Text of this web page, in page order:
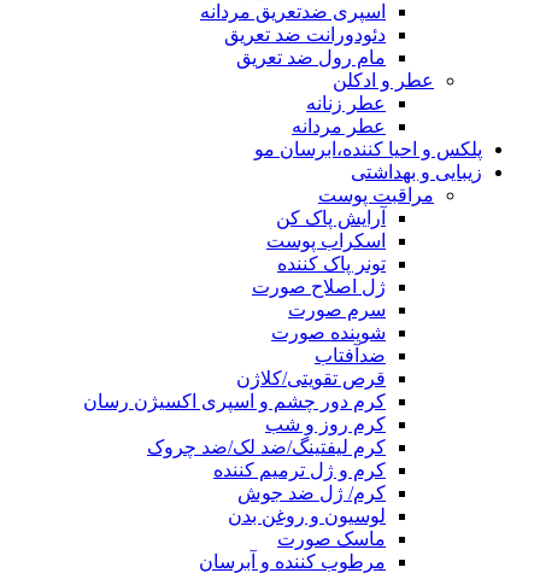
اسپری ضدتعریق مردانه
دئودورانت ضد تعریق
مام رول ضد تعریق
عطر و ادکلن
عطر زنانه
عطر مردانه
پلکس و احیا کننده،ابرسان مو
زیبایی و بهداشتی
مراقبت پوست
آرایش پاک کن
اسکراب پوست
تونر پاک کننده
ژل اصلاح صورت
سرم صورت
شوینده صورت
ضدآفتاب
قرص تقویتی/کلاژن
کرم دور چشم و اسپری اکسیژن رسان
کرم روز و شب
کرم لیفتینگ/ضد لک/ضد چروک
کرم و ژل ترمیم کننده
کرم/ ژل ضد جوش
لوسیون و روغن بدن
ماسک صورت
مرطوب کننده و آبرسان